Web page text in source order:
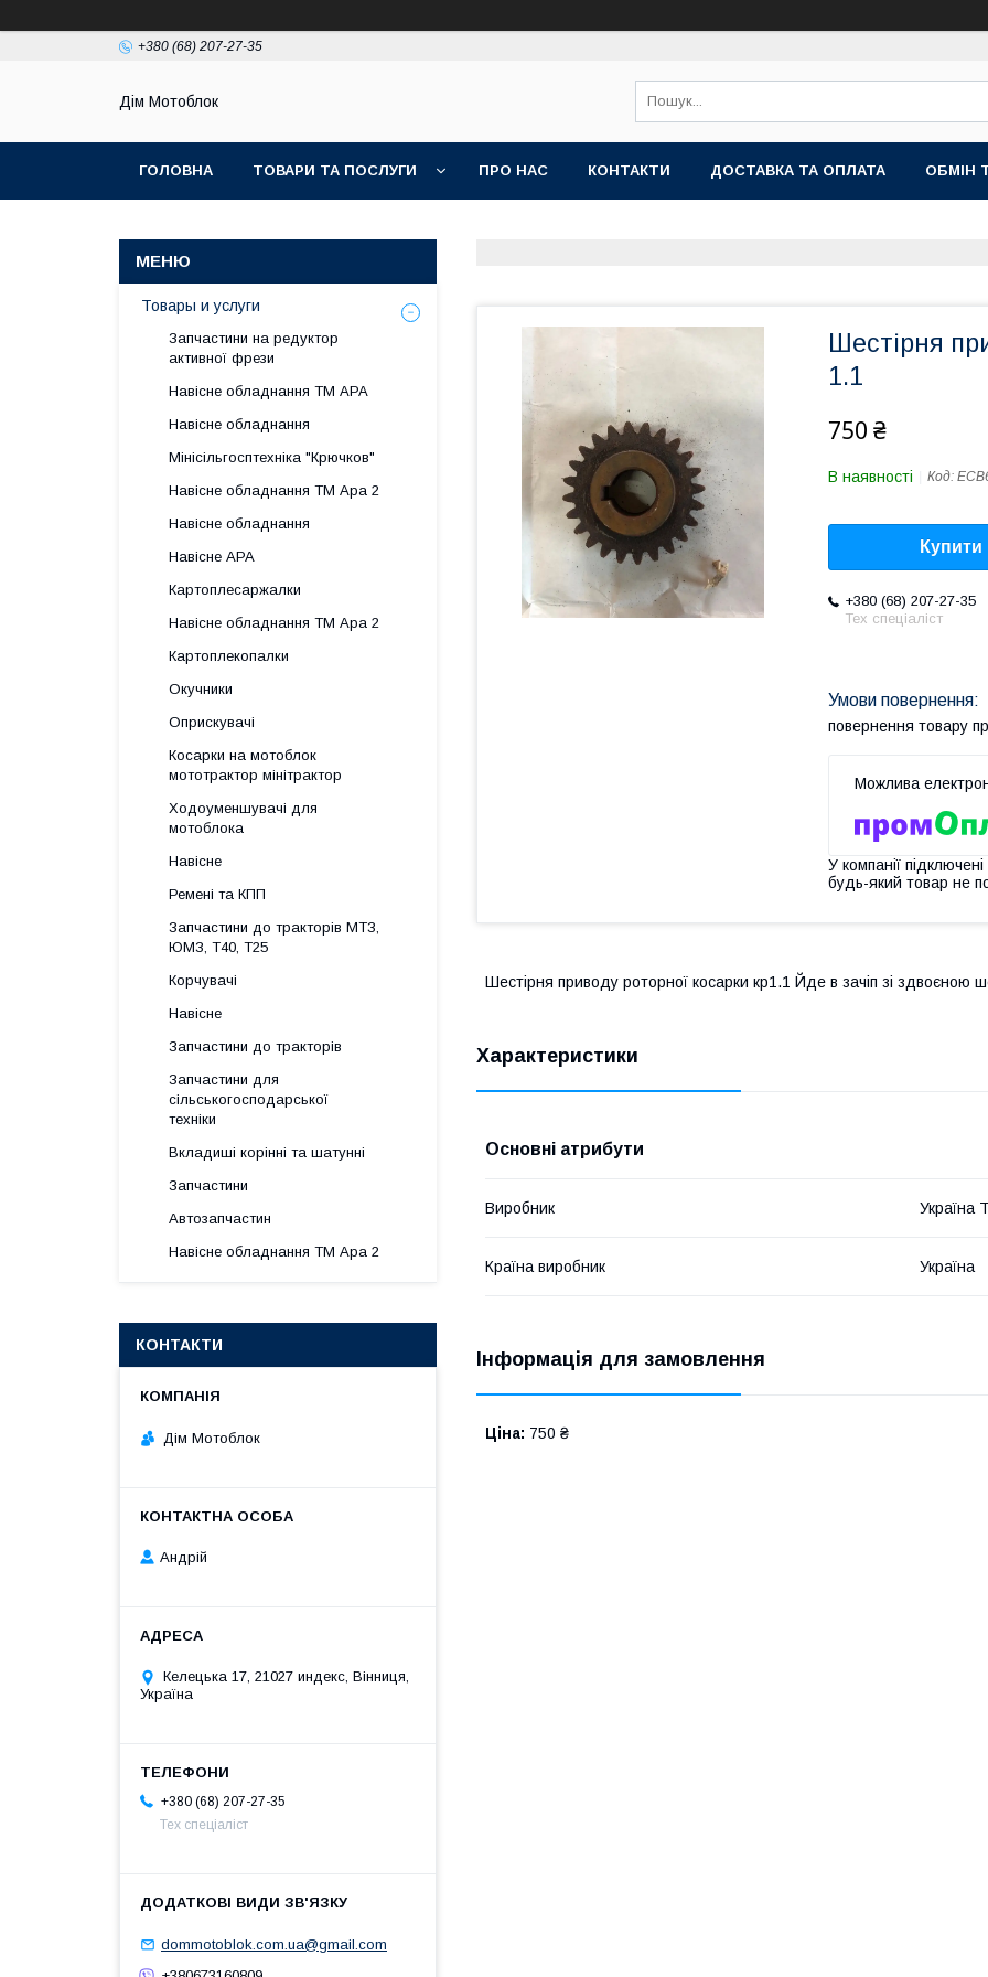
+380 (68) 207-27-35
Дім Мотоблок
ГОЛОВНА ТОВАРИ ТА ПОСЛУГИ ПРО НАС КОНТАКТИ ДОСТАВКА ТА ОПЛАТА ОБМІН
Шестірня
1.1
750 ₴
В наявності Код:
Купити
+380 (68) 207-27-35
Тех спеціаліст
повернення товару
У компанії
будь-який товар не
Шестірня приводу роторної косарки кр1.1 Йде в зачіп зі здвоєною
Характеристики
Основні атрибути
Виробник Україна
Країна виробник Україна
Інформація для замовлення
Ціна: 750 ₴
Товары и услуги
Запчастини на редуктор
активної фрези
Навісне обладнання ТМ АРА
Навісне обладнання
Мінісільгосптехніка "Крючков"
Навісне обладнання ТМ Ара 2
Навісне обладнання
Навісне АРА
Картоплесаржалки
Навісне обладнання ТМ Ара 2
Картоплекопалки
Окучники
Оприскувачі
Косарки на мотоблок
мототрактор мінітрактор
Ходоуменшувачі для
мотоблока
Навісне
Ремені та КПП
Запчастини до тракторів МТЗ,
ЮМЗ, Т40, Т25
Корчувачі
Навісне
Запчастини до тракторів
Запчастини для
сільськогосподарської
техніки
Вкладиші корінні та шатунні
Запчастини
Автозапчастин
Навісне обладнання ТМ Ара 2
КОНТАКТИ
Дім Мотоблок
Андрій
Келецька 17, 21027 индекс, Вінниця,
Україна
+380 (68) 207-27-35
Тех спеціаліст
dommotoblok.com.ua@gmail.com